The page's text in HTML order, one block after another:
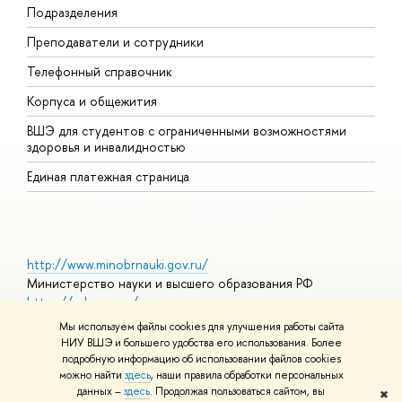
Мы используем файлы cookies для улучшения работы сайта
НИУ ВШЭ и большего удобства его использования. Более
подробную информацию об использовании файлов cookies
можно найти здесь, наши правила обработки персональных
данных –здесь. Продолжая пользоваться сайтом, вы
✖
Подразделения
Преподаватели и сотрудники
Телефонный справочник
Корпуса и общежития
ВШЭ для студентов с ограниченными возможностями
здоровья и инвалидностью
Единая платежная страница
http://www.minobrnauki.gov.ru/
Министерство науки и высшего образования РФ
https://edu.gov.ru/
Министерство просвещения РФ
https://elearning.hse.ru/mooc
Массовые открытые онлайн-курсы